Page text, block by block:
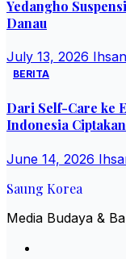
Yedangho
Danau
July 13, 2026
BERITA
Dari Self-Care ke
Indonesia
June 14, 2026
Saung Korea
Media Budaya &